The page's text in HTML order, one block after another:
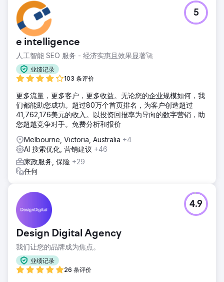
e intelligence
人工智能 SEO 服务 - 经济实惠且效果显著🚀
业绩记录
103 条评价
5
更多流量，更多客户，更多收益。无论您的企业规模如何，我
们都能助您成功。超过80万个首页排名，为客户创造超过
41,762,176美元的收入。以投资回报率为导向的数字营销，助
您超越竞争对手。免费分析和报价
Melbourne, Victoria, Australia +4
AI 搜索优化, 营销建议 +46
家政服务, 保险 +29
任何
Design Digital Agency
我们让您的品牌成为焦点。
业绩记录
26 条评价
4.9